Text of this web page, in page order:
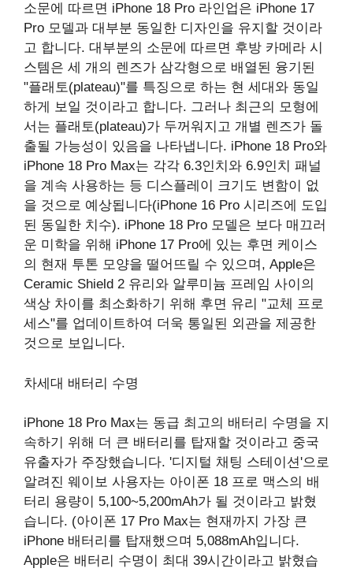
소문에 따르면 iPhone 18 Pro 라인업은 iPhone 17
Pro 모델과 대부분 동일한 디자인을 유지할 것이라
고 합니다. 대부분의 소문에 따르면 후방 카메라 시
스템은 세 개의 렌즈가 삼각형으로 배열된 융기된
"플래토(plateau)"를 특징으로 하는 현 세대와 동일
하게 보일 것이라고 합니다. 그러나 최근의 모형에
서는 플래토(plateau)가 두꺼워지고 개별 렌즈가 돌
출될 가능성이 있음을 나타냅니다. iPhone 18 Pro와
iPhone 18 Pro Max는 각각 6.3인치와 6.9인치 패널
을 계속 사용하는 등 디스플레이 크기도 변함이 없
을 것으로 예상됩니다(iPhone 16 Pro 시리즈에 도입
된 동일한 치수). iPhone 18 Pro 모델은 보다 매끄러
운 미학을 위해 iPhone 17 Pro에 있는 후면 케이스
의 현재 투톤 모양을 떨어뜨릴 수 있으며, Apple은
Ceramic Shield 2 유리와 알루미늄 프레임 사이의
색상 차이를 최소화하기 위해 후면 유리 "교체 프로
세스"를 업데이트하여 더욱 통일된 외관을 제공한
것으로 보입니다.
차세대 배터리 수명
iPhone 18 Pro Max는 동급 최고의 배터리 수명을 지
속하기 위해 더 큰 배터리를 탑재할 것이라고 중국
유출자가 주장했습니다. '디지털 채팅 스테이션'으로
알려진 웨이보 사용자는 아이폰 18 프로 맥스의 배
터리 용량이 5,100~5,200mAh가 될 것이라고 밝혔
습니다. (아이폰 17 Pro Max는 현재까지 가장 큰
‌iPhone‌ 배터리를 탑재했으며 5,088mAh입니다.
Apple은 배터리 수명이 최대 39시간이라고 밝혔습